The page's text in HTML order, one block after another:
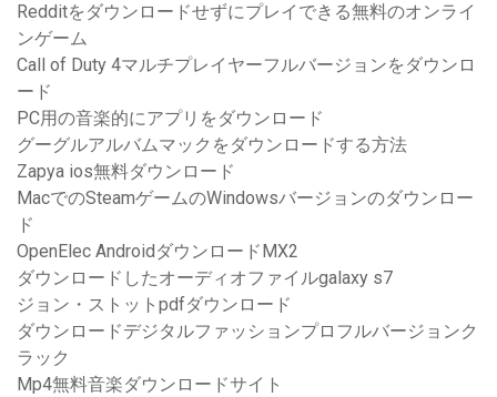
Redditをダウンロードせずにプレイできる無料のオンライ
ンゲーム
Call of Duty 4マルチプレイヤーフルバージョンをダウンロ
ード
PC用の音楽的にアプリをダウンロード
グーグルアルバムマックをダウンロードする方法
Zapya ios無料ダウンロード
MacでのSteamゲームのWindowsバージョンのダウンロー
ド
OpenElec AndroidダウンロードMX2
ダウンロードしたオーディオファイルgalaxy s7
ジョン・ストットpdfダウンロード
ダウンロードデジタルファッションプロフルバージョンク
ラック
Mp4無料音楽ダウンロードサイト